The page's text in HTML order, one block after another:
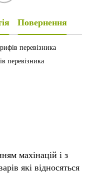
Повернення
перевізника
перевізника
махінацій і з
які відносяться